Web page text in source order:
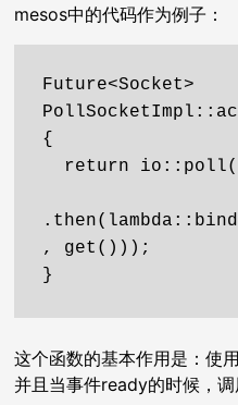
mesos中的代码作为例子：
Future<Socket>
{
, get()));
}
这个函数的基本作用是：使
并且当事件ready的时候，